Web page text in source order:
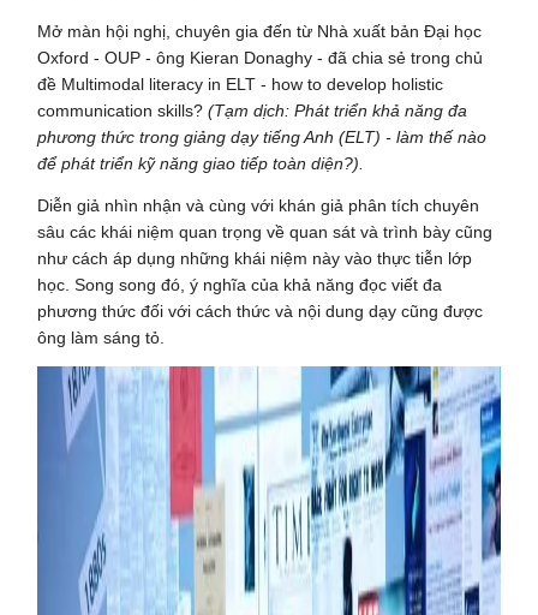
Mở màn hội nghị, chuyên gia đến từ Nhà xuất bản Đại học
Oxford - OUP - ông Kieran Donaghy - đã chia sẻ trong chủ
đề Multimodal literacy in ELT - how to develop holistic
communication skills?(Tạm dịch: Phát triển khả năng đa
phương thức trong giảng dạy tiếng Anh (ELT) - làm thế nào
để phát triển kỹ năng giao tiếp toàn diện?).
Diễn giả nhìn nhận và cùng với khán giả phân tích chuyên
sâu các khái niệm quan trọng về quan sát và trình bày cũng
như cách áp dụng những khái niệm này vào thực tiễn lớp
học. Song song đó, ý nghĩa của khả năng đọc viết đa
phương thức đối với cách thức và nội dung dạy cũng được
ông làm sáng tỏ.